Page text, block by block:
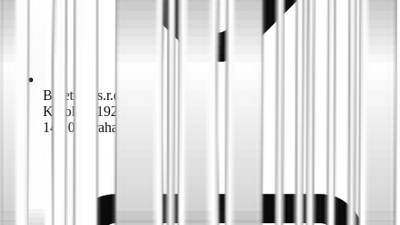
Biketime s.r.o.
K dolům 1924/42
143 00 Praha 4